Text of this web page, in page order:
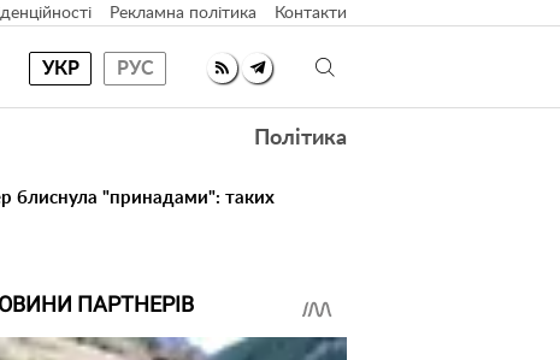
Рекламна політика Контакти
УКР РУС
Політика
блиснула "принадами": таких
ПАРТНЕРІВ